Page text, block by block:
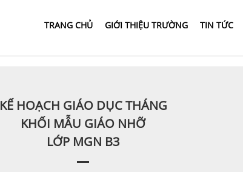
TRANG CHỦ GIỚI THIỆU TRƯỜNG TIN TỨC
KẾ HOẠCH GIÁO DỤC THÁNG
KHỐI MẪU GIÁO NHỠ
LỚP MGN B3